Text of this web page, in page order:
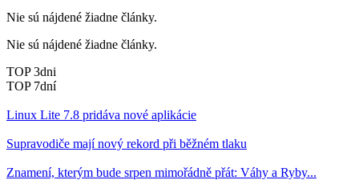
Nie sú nájdené žiadne články.
Nie sú nájdené žiadne články.
TOP 3dni
TOP 7dní
Linux Lite 7.8 pridáva nové aplikácie
Supravodiče mají nový rekord při běžném tlaku
Znamení, kterým bude srpen mimořádně přát: Váhy a Ryby...